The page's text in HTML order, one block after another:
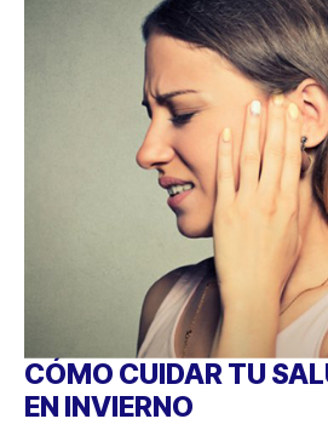
CÓMO CUIDAR TU
EN INVIERNO